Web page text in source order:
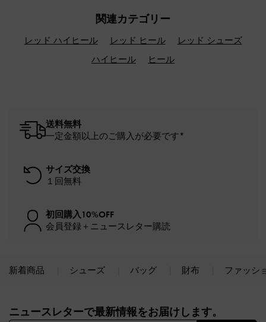
関連カテゴリー
レッド ハイヒール レッド ヒール
レッド シューズ
ハイヒール
ヒール
送料無料
一定金額以上のご購入が必要です*
サイズ交換
１回無料
初回購入10%OFF
会員登録＋ニュースレター購読
新着商品 シューズ バッグ 財布 ファッシ
ニュースレターで最新情報をお届けします。​